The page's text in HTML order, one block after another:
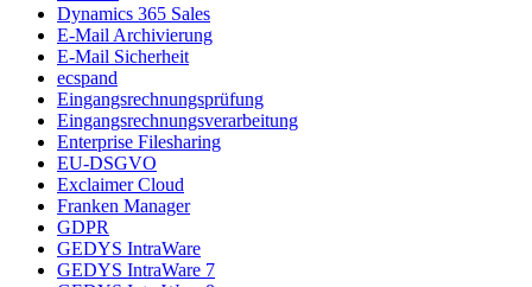
Dynamics 365 Sales
E-Mail Archivierung
E-Mail Sicherheit
ecspand
Eingangsrechnungsprüfung
Eingangsrechnungsverarbeitung
Enterprise Filesharing
EU-DSGVO
Exclaimer Cloud
Franken Manager
GDPR
GEDYS IntraWare
GEDYS IntraWare 7